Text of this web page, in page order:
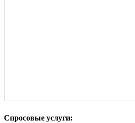
Спросовые услуги: